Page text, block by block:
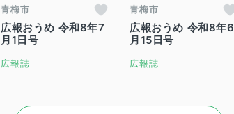
青梅市
広報おうめ 令和8年7
月1日号
広報誌
青梅市
広報おうめ 令和8年6
月15日号
広報誌